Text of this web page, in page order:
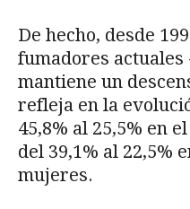
De hecho, desde
fumadores
mantiene un
refleja en la
45,8% al 25,5% en
del 39,1% al 22,5%
mujeres.